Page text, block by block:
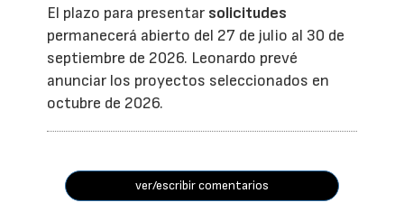
El plazo para presentar solicitudes
permanecerá abierto del 27 de julio al 30 de
septiembre de 2026. Leonardo prevé
anunciar los proyectos seleccionados en
octubre de 2026.
ver/escribir comentarios